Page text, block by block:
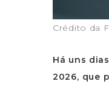
Crédito da
Há uns
2026, que